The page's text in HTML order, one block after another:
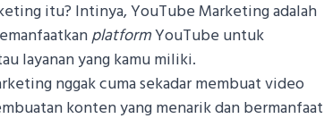
itu? Intinya, YouTube Marketing adalah
platformYouTube untuk
layanan yang kamu miliki.
nggak cuma sekadar membuat video
konten yang menarik dan bermanfaat